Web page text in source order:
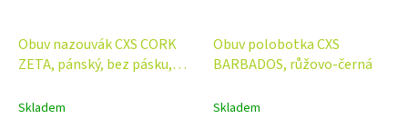
Obuv nazouvák CXS CORK
ZETA, pánský, bez pásku,
Skladem
Obuv polobotka CXS
BARBADOS, růžovo-černá
Skladem